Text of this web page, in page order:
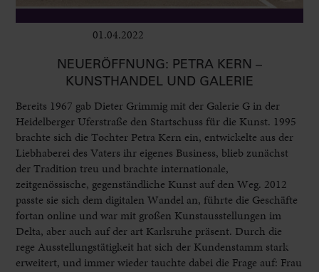
01.04.2022
NEUERÖFFNUNG: PETRA KERN –
KUNSTHANDEL UND GALERIE
Bereits 1967 gab Dieter Grimmig mit der Galerie G in der
Heidelberger Uferstraße den Startschuss für die Kunst. 1995
brachte sich die Tochter Petra Kern ein, entwickelte aus der
Liebhaberei des Vaters ihr eigenes Business, blieb zunächst
der Tradition treu und brachte internationale,
zeitgenössische, gegenständliche Kunst auf den Weg. 2012
passte sie sich dem digitalen Wandel an, führte die Geschäfte
fortan online und war mit großen Kunstausstellungen im
Delta, aber auch auf der art Karlsruhe präsent. Durch die
rege Ausstellungstätigkeit hat sich der Kundenstamm stark
erweitert, und immer wieder tauchte dabei die Frage auf: Frau